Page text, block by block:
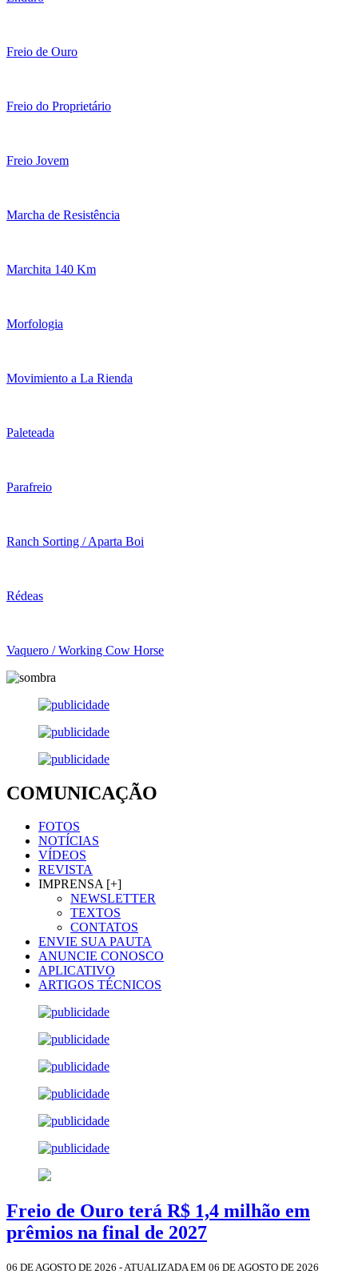
Freio de Ouro
Freio do Proprietário
Freio Jovem
Marcha de Resistência
Marchita 140 Km
Morfologia
Movimiento a La Rienda
Paleteada
Parafreio
Ranch Sorting / Aparta Boi
Rédeas
Vaquero / Working Cow Horse
COMUNICAÇÃO
FOTOS
NOTÍCIAS
VÍDEOS
REVISTA
IMPRENSA [+]
NEWSLETTER
TEXTOS
CONTATOS
ENVIE SUA PAUTA
ANUNCIE CONOSCO
APLICATIVO
ARTIGOS TÉCNICOS
Freio de Ouro terá R$ 1,4 milhão em
prêmios na final de 2027
06 DE AGOSTO DE 2026 - ATUALIZADA EM 06 DE AGOSTO DE 2026